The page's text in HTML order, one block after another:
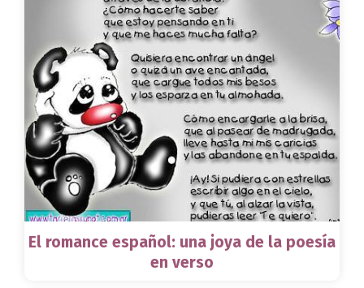
El romance español: una joya de la poesía
en verso